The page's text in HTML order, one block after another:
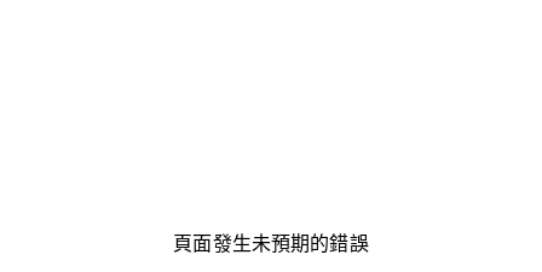
頁面發生未預期的錯誤